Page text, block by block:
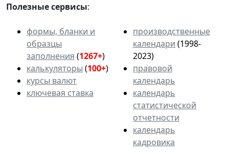
Полезные сервисы:
формы, бланки и
образцы
заполнения (1267+)
калькуляторы (100+)
курсы валют
ключевая ставка
производственные
календари (1998-
2023)
правовой
календарь
календарь
статистической
отчетности
календарь
кадровика